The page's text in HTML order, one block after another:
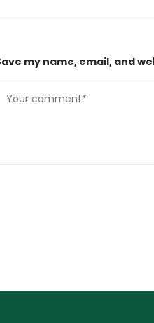
my name, email, and